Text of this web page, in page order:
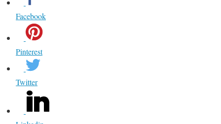
Facebook
Pinterest
Twitter